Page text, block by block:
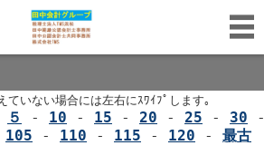
いない場合には左右にｽﾜｲﾌﾟします｡
５ - 10 - 15 - 20 - 25 - 30
105 - 110 - 115 - 120 - 最古